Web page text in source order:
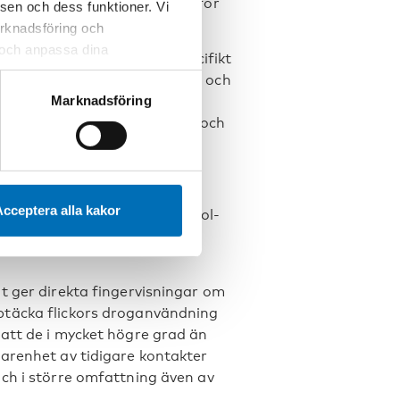
och dess funktioner. Vi
och
anpassa dina
och de tjänster
du alltid radera dem
Marknadsföring
alla kakor
i behandling följer ett specifikt
av till exempel kränkningar och
och problem, till en
av de svåra erfarenheter och
och pojkar med alkohol-
för utformning av både
ger direkta fingervisningar om
flickors droganvändning
de i mycket högre grad än
av tidigare kontakter
i större omfattning även av